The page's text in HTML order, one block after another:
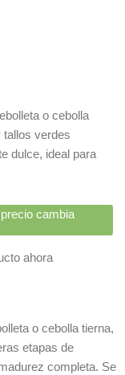
o cebolla
tallos verdes
dulce, ideal para
cambia
ahora
o cebolla tierna,
etapas de
completa. Se